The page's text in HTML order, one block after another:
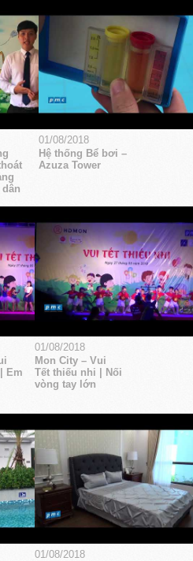
01/08/2018
Hệ thống Bể bơi –
Azuza Tower
Em
01/08/2018
Mon City – Vui
Tết thiếu nhi | Nối
vòng tay lớn
01/08/2018